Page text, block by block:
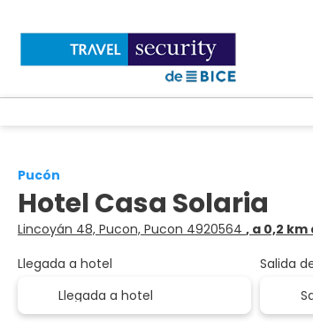
Pucón
Hotel Casa Solaria
Lincoyán 48, Pucon, Pucon 4920564 , a 0,2
Llegada a hotel
Salida